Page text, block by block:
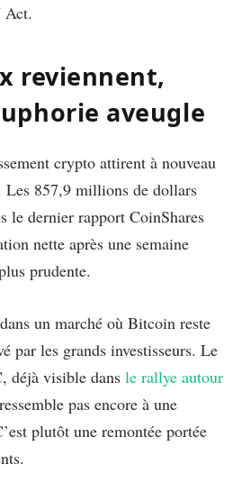
reviennent,
aveugle
crypto attirent à nouveau
Les 857,9 millions de dollars
le dernier rapport CoinShares
nette après une semaine
prudente.
un marché où Bitcoin reste
par les grands investisseurs. Le
déjà visible dans le rallye autour
pas encore à une
plutôt une remontée portée